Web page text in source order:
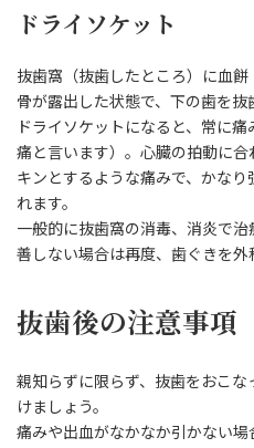
ドライソケット
抜歯窩（抜歯したところ）に血餅
骨が露出した状態で、下の歯を抜
ドライソケットになると、常に
痛と言います）。心臓の拍動に
キンとするような痛みで、かな
れます。
一般的に抜歯窩の消毒、消炎で
善しない場合は再度、歯ぐきを外
抜歯後の注意事項
親知らずに限らず、抜歯をおこ
けましょう。
痛みや出血がなかなか引かない場